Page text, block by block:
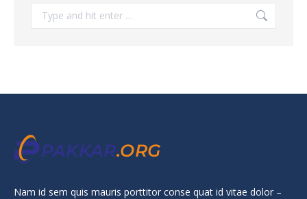
Nam id sem quis mauris porttitor conse quat id vitae dolor –